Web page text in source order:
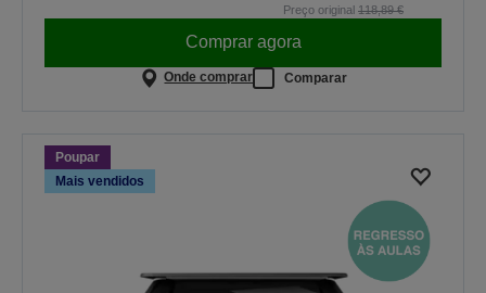
Preço original 118,89 €
Comprar agora
Onde comprar Comparar
Poupar
Mais vendidos